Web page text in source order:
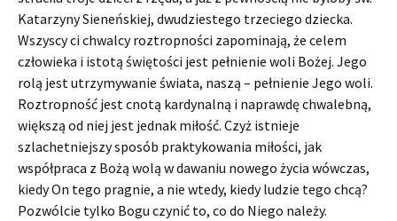
Katarzyny Sieneńskiej, dwudziestego trzeciego dziecka.
Wszyscy ci chwalcy roztropności zapominają, że celem
człowieka i istotą świętości jest pełnienie woli Bożej. Jego
rolą jest utrzymywanie świata, naszą – pełnienie Jego woli.
Roztropność jest cnotą kardynalną i naprawdę chwalebną,
większą od niej jest jednak miłość. Czyż istnieje
szlachetniejszy sposób praktykowania miłości, jak
współpraca z Bożą wolą w dawaniu nowego życia wówczas,
kiedy On tego pragnie, a nie wtedy, kiedy lu­dzie tego chcą?
Pozwólcie tylko Bogu czynić to, co do Niego należy.